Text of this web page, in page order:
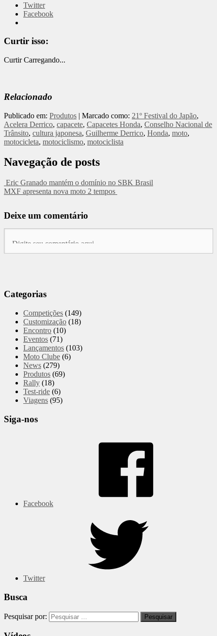
Twitter
Facebook
Curtir isso:
Curtir Carregando...
Relacionado
Publicado em: Produtos | Marcado como: 21º Festival do Japão,
Acelera Derrico, capacete, Capacetes Honda, Conselho Nacional de
Trânsito, cultura japonesa, Guilherme Derrico, Honda, moto,
motocicleta, motociclismo, motociclista
Navegação de posts
Eric Granado mantém o domínio no SBK Brasil
MXF apresenta nova moto 2 tempos
Deixe um comentário
Categorias
Competições (149)
Customização (18)
Encontro (10)
Eventos (71)
Lançamentos (103)
Moto Clube (6)
News (279)
Produtos (69)
Rally (18)
Test-ride (6)
Viagens (95)
Siga-nos
Facebook
Twitter
Busca
Pesquisar por: